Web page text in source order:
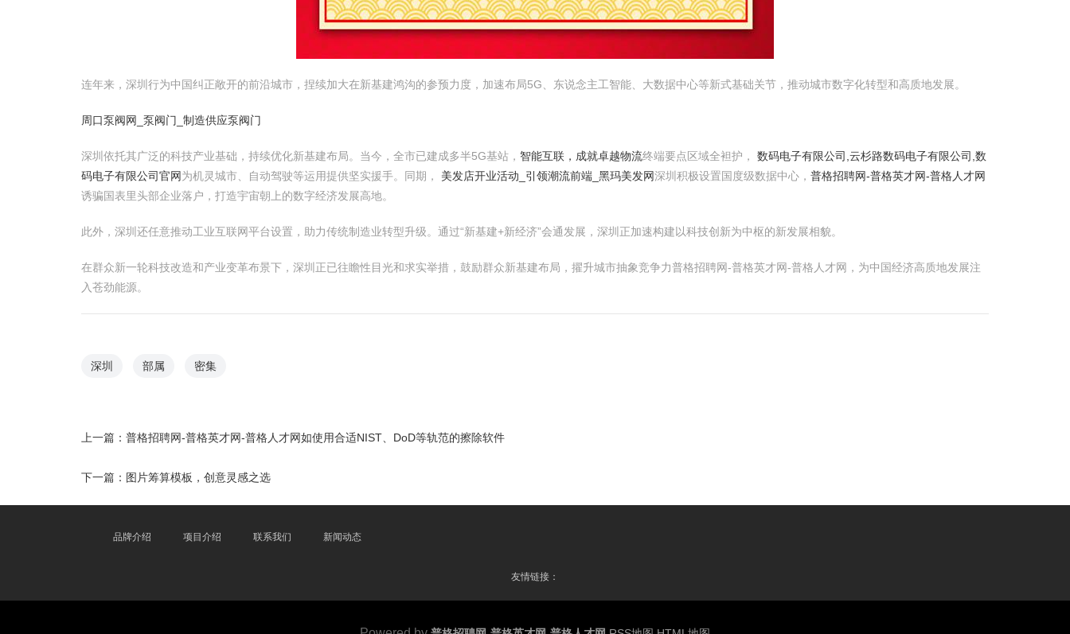
连年来，深圳行为中国纠正敞开的前沿城市，捏续加大在新基建鸿沟的参预力度，加速布局5G、东说念主工智能、大数据中心等新式基础关节，推动城市数字化转型和高质地发展。
周口泵阀网_泵阀门_制造供应泵阀门
深圳依托其广泛的科技产业基础，持续优化新基建布局。当今，全市已建成多半5G基站， 智能互联，成就卓越物流终端要点区域全袒护， 数码电子有限公司,云杉路数码电子有限公司,数
码电子有限公司官网为机灵城市、自动驾驶等运用提供坚实援手。同期， 美发店开业活动_引领潮流前端_黑玛美发网深圳积极设置国度级数据中心， 普格招聘网-普格英才网-普格人才网
诱骗国表里头部企业落户，打造宇宙朝上的数字经济发展高地。
此外，深圳还任意推动工业互联网平台设置，助力传统制造业转型升级。通过“新基建+新经济”会通发展，深圳正加速构建以科技创新为中枢的新发展相貌。
在群众新一轮科技改造和产业变革布景下，深圳正已往瞻性目光和求实举措，鼓励群众新基建布局，擢升城市抽象竞争力普格招聘网-普格英才网-普格人才网，为中国经济高质地发展注
入苍劲能源。
深圳 部属 密集
上一篇： 普格招聘网-普格英才网-普格人才网如使用合适NIST、DoD等轨范的擦除软件
下一篇： 图片筹算模板，创意灵感之选
品牌介绍 项目介绍 联系我们 新闻动态
友情链接：